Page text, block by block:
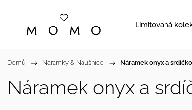
Limitovaná
Domů / Náramky & Naušnice / Náramek onyx a srdíčko
Náramek onyx a